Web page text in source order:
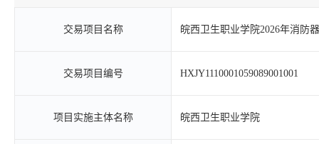
交易项目名称 皖西卫生职业学院2026年消防
交易项目编号 HXJY1110001059089001001
项目实施主体名称 皖西卫生职业学院